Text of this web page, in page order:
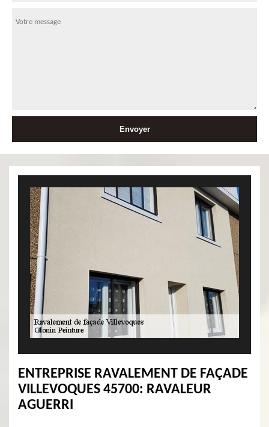
ENTREPRISE RAVALEMENT DE FAÇADE
VILLEVOQUES 45700: RAVALEUR
AGUERRI